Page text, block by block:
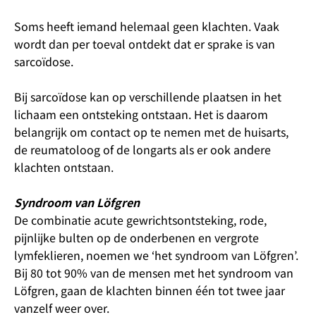
Soms heeft iemand helemaal geen klachten. Vaak
wordt dan per toeval ontdekt dat er sprake is van
sarcoïdose.
Bij sarcoïdose kan op verschillende plaatsen in het
lichaam een ontsteking ontstaan. Het is daarom
belangrijk om contact op te nemen met de huisarts,
de reumatoloog of de longarts als er ook andere
klachten ontstaan.
Syndroom van Löfgren
De combinatie acute gewrichtsontsteking, rode,
pijnlijke bulten op de onderbenen en vergrote
lymfeklieren, noemen we ‘het syndroom van Löfgren’.
Bij 80 tot 90% van de mensen met het syndroom van
Löfgren, gaan de klachten binnen één tot twee jaar
vanzelf weer over.